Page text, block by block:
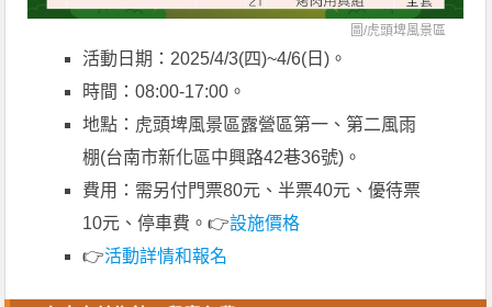
圖/虎頭埤風景區
活動日期：2025/4/3(四)~4/6(日)。
時間：08:00-17:00。
地點：虎頭埤風景區露營區第一、第二風雨
棚(台南市新化區中興路42巷36號)。
費用：需另付門票80元、半票40元、優待票
10元、停車費。👉設施價格
👉活動詳情和報名